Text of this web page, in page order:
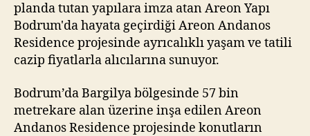
planda tutan yapılara imza atan Areon Yapı
Bodrum'da hayata geçirdiği Areon Andanos
Residence projesinde ayrıcalıklı yaşam ve tatili
cazip fiyatlarla alıcılarına sunuyor.
Bodrum’da Bargilya bölgesinde 57 bin
metrekare alan üzerine inşa edilen Areon
Andanos Residence projesinde konutların